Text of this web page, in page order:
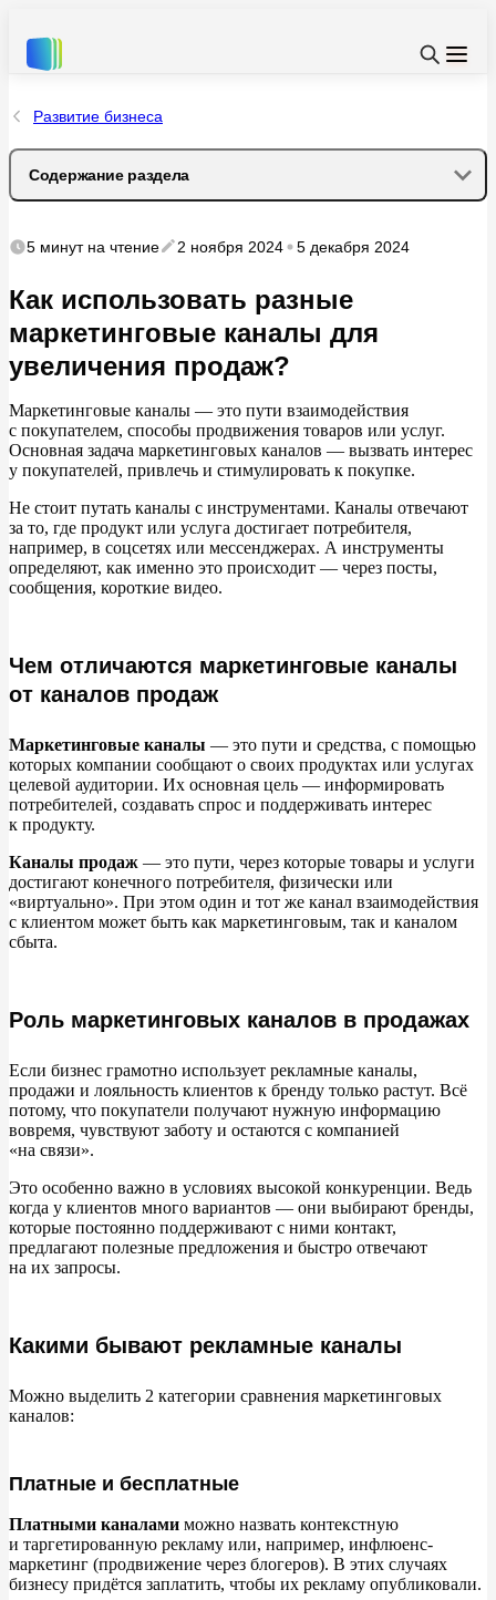
Развитие бизнеса
Содержание раздела
Чем отличаются маркетинговые каналы от каналов
Роль маркетинговых каналов в продажах
Какими бывают рекламные каналы
Платные и бесплатные
Офлайн и онлайн каналы
Виды маркетинговых коммуникаций и каналы общения
с клиентами
Классификация маркетинговых коммуникаций
Веб-сайты
Социальные сети
Контекстная и медийная реклама
Мессенджеры
Инфлюэнс-маркетинг
Сарафанное радио
Какие каналы использовать, чтобы продажи росли
Как комбинировать разные маркетинговые каналы для
максимальной эффективности
Ещё 2 совета, как сочетать каналы продвижения
Оценка эффективности каналов маркетинга
Фокус-группы — это общение с небольшими группами
людей из ЦА, чтобы понять их мнения и чувства.
и реакции на вашу рекламу или бренд.
объективную оценку ваших действий.
Количественная оценка
Массовые опросы: сбор ответов от большого числа
5 минутна чтение 2 ноября 2024 5 декабря 2024
Как использовать разные
маркетинговые каналы для
увеличения продаж?
Маркетинговые каналы — это пути взаимодействия
с покупателем, способы продвижения товаров или услуг.
Основная задача маркетинговых каналов — вызвать интерес
у покупателей, привлечь и стимулировать к покупке.
Не стоит путать каналы с инструментами. Каналы отвечают
за то, где продукт или услуга достигает потребителя,
например, в соцсетях или мессенджерах. А инструменты
определяют, как именно это происходит — через посты,
сообщения, короткие видео.
Чем отличаются маркетинговые каналы
от каналов продаж
Маркетинговые каналы — это пути и средства, с помощью
которых компании сообщают о своих продуктах или услугах
целевой аудитории. Их основная цель — информировать
потребителей, создавать спрос и поддерживать интерес
к продукту.
Каналы продаж — это пути, через которые товары и услуги
достигают конечного потребителя, физически или
«виртуально». При этом один и тот же канал взаимодействия
с клиентом может быть как маркетинговым, так и каналом
сбыта.
Роль маркетинговых каналов в продажах
Если бизнес грамотно использует рекламные каналы,
продажи и лояльность клиентов к бренду только растут. Всё
потому, что покупатели получают нужную информацию
вовремя, чувствуют заботу и остаются с компанией
«на связи».
Это особенно важно в условиях высокой конкуренции. Ведь
когда у клиентов много вариантов — они выбирают бренды,
которые постоянно поддерживают с ними контакт,
предлагают полезные предложения и быстро отвечают
на их запросы.
Какими бывают рекламные каналы
Можно выделить 2 категории сравнения маркетинговых
каналов:
Платные и бесплатные
Платными каналами можно назвать контекстную
и таргетированную рекламу или, например, инфлюенс-
маркетинг (продвижение через блогеров). В этих случаях
бизнесу придётся заплатить, чтобы их рекламу опубликовали.